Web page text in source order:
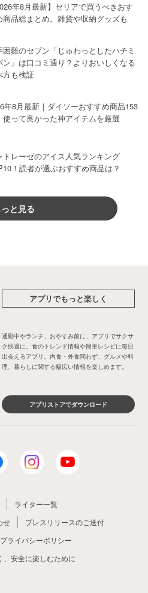
年8月最新】セリアで買うべきおす
商品総まとめ。雑貨や収納グッズも
困難のセブン「じゅわっとしたハチミ
ン」は口コミ通り？よりおいしくなる
方も検証
年8月最新｜ダイソーおすすめ商品153
使って良かった神アイテムを厳選
トレーゼのアイス人気ランキング
！読者が選ぶおすすめ商品は？
っと見る
アプリでもっと楽しく
通勤中やランチ、おやすみ前に、アプリでサクサ
ク快適に。食のトレンド情報や簡単レシピに毎日
出会えるアプリ。内食・外食問わず、グルメや料
理、暮らしに関する幅広い情報を楽しめます。
アプリストアでダウンロード
ライター一覧
せ
プレスリリースのご送付
プライバシーポリシー
、安全に楽しむために